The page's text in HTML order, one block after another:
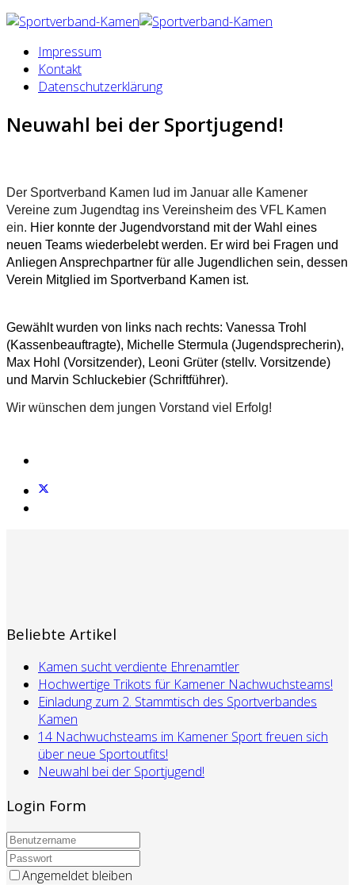
Impressum
Kontakt
Datenschutzerklärung
Neuwahl bei der Sportjugend!
Der Sportverband Kamen lud im Januar alle Kamener
Vereine zum Jugendtag ins Vereinsheim des VFL Kamen
ein. Hier konnte der Jugendvorstand mit der Wahl eines
neuen Teams wiederbelebt werden. Er wird bei Fragen und
Anliegen Ansprechpartner für alle Jugendlichen sein, dessen
Verein Mitglied im Sportverband Kamen ist.
Gewählt wurden von links nach rechts: Vanessa Trohl
(Kassenbeauftragte), Michelle Stermula (Jugendsprecherin),
Max Hohl (Vorsitzender), Leoni Grüter (stellv. Vorsitzende)
und Marvin Schluckebier (Schriftführer).
Wir wünschen dem jungen Vorstand viel Erfolg!
Beliebte Artikel
Kamen sucht verdiente Ehrenamtler
Hochwertige Trikots für Kamener Nachwuchsteams!
Einladung zum 2. Stammtisch des Sportverbandes
Kamen
14 Nachwuchsteams im Kamener Sport freuen sich
über neue Sportoutfits!
Neuwahl bei der Sportjugend!
Login Form
Angemeldet bleiben